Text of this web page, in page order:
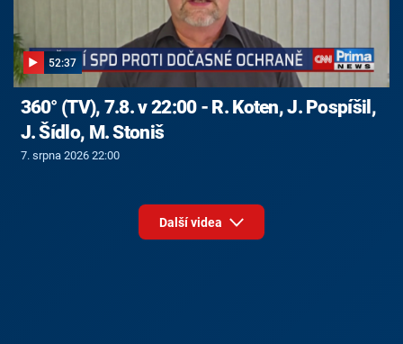
52:37
360° (TV), 7.8. v 22:00 - R. Koten, J. Pospíšil,
J. Šídlo, M. Stoniš
7. srpna 2026 22:00
Další videa